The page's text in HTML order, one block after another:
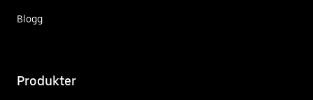
Blogg
Produkter